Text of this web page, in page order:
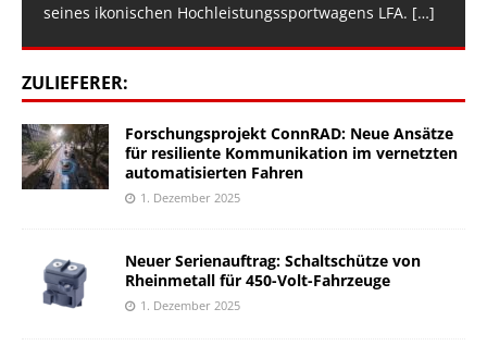
seines ikonischen Hochleistungssportwagens LFA. […]
ZULIEFERER:
Forschungsprojekt ConnRAD: Neue Ansätze
für resiliente Kommunikation im vernetzten
automatisierten Fahren
1. Dezember 2025
Neuer Serienauftrag: Schaltschütze von
Rheinmetall für 450-Volt-Fahrzeuge
1. Dezember 2025